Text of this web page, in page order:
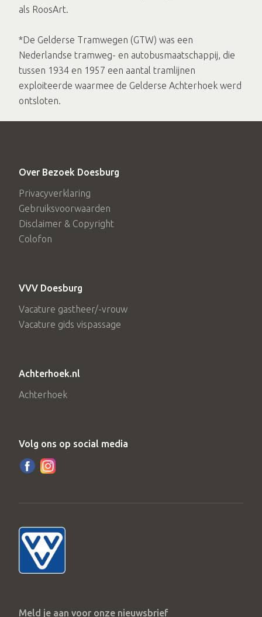
als RoosArt.
*De Gelderse Tramwegen (GTW) was een
Nederlandse tramweg- en autobusmaatschappij, die
tussen 1934 en 1957 een aantal tramlijnen
exploiteerde waarmee de Gelderse Achterhoek werd
ontsloten.
Over Bezoek Doesburg
Privacyverklaring
Gebruiksvoorwaarden
Disclaimer & Copyright
Colofon
VVV Doesburg
Vacature gastheer/-vrouw
Vacature gids vispassage
Achterhoek.nl
Achterhoek
Volg ons op social media
Meld je aan voor onze nieuwsbrief